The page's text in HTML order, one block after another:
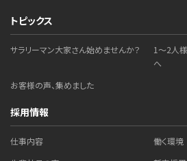
トピックス
サラリーマン大家さん始めませんか？
1～2人
へ
お客様の声、集めました
採用情報
仕事内容
働く環境